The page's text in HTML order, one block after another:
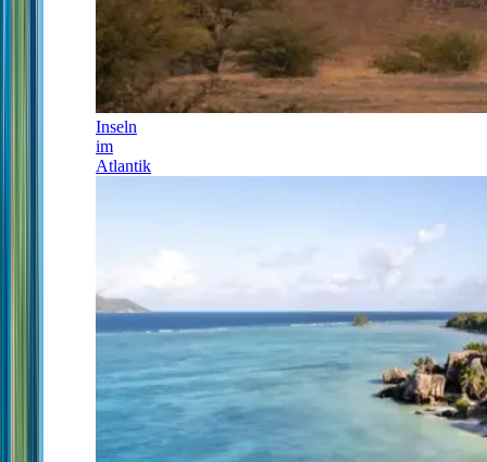
Inseln
im
Atlantik